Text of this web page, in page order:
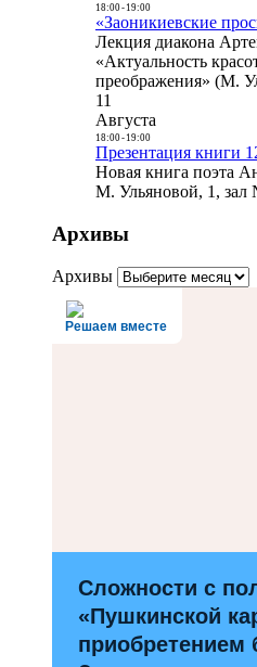
18:00- 19:00
«Заоникиевские
Лекция диакона
«Актуальность
преображения» (М.
11
Августа
18:00- 19:00
Презентация книги
Новая книга поэта
М. Ульяновой, 1, зал
Архивы
Архивы
Решаем вместе
Сложности с
«Пушкинской
приобретением